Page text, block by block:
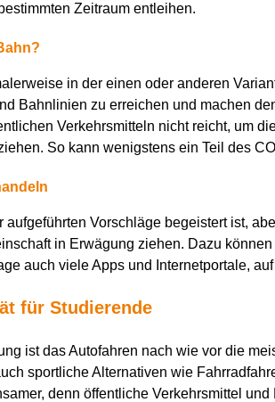
Zeitraum entleihen.
in der einen oder anderen
Bahnlinien zu erreichen und machen
Verkehrsmitteln nicht reicht, um
So kann wenigstens ein Teil des
aufgeführten Vorschläge begeistert ist,
in Erwägung ziehen. Dazu
auch viele Apps und Internetportale,
für Studierende
ist das Autofahren nach wie vor die
sportliche Alternativen wie
denn öffentliche Verkehrsmittel